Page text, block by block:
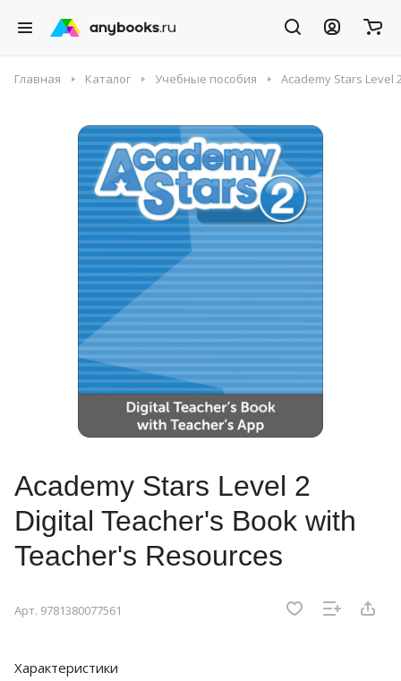
Главная Каталог Учебные пособия Academy Stars Level
Academy Stars Level 2
Digital Teacher's Book with
Teacher's Resources
Арт. 9781380077561
Характеристики